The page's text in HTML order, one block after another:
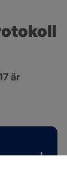
är